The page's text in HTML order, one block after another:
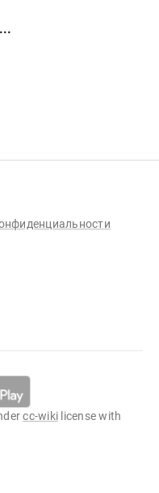
cc-wiki license with